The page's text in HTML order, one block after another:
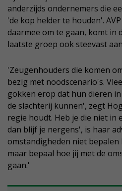
anderzijds ondernemers die
'de kop helder te houden'.
daarmee om te gaan, komt in
laatste groep ook steevast
'Zeugenhouders die komen
bezig met noodscenario's.
gokken erop dat hun dieren
de slachterij kunnen', zegt
regie houdt. Heb je die niet in
dan blijf je nergens', is haar
omstandigheden niet
maar bepaal hoe jij met de
gaan.'